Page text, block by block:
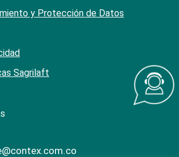
y Protección de Datos
Sagrilaft